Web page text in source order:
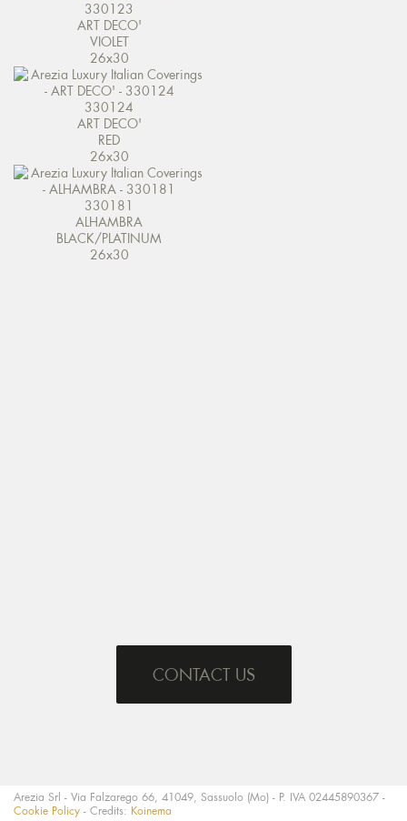
330123
ART DECO'
VIOLET
26x30
330124
ART DECO'
RED
26x30
330181
ALHAMBRA
BLACK/PLATINUM
26x30
CONTACT US
Arezia Srl - Via Falzarego 66, 41049, Sassuolo (Mo) - P. IVA 02445890367 -
Cookie Policy - Credits: Koinema